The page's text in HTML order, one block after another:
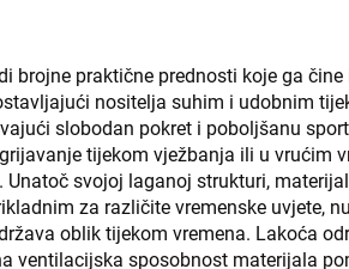
brojne praktične prednosti koje ga
nositelja suhim i udobnim
slobodan pokret i poboljšanu
tijekom vježbanja ili u
svojoj laganoj strukturi,
za različite vremenske
oblik tijekom vremena. Lakoća
ventilacijska sposobnost materijala